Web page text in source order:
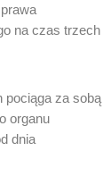
na czas trzech
pociąga za sobą
organu
dnia